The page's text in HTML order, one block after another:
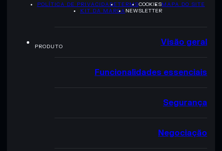
POLÍTICA DE PRIVACIDADETERMSCOOKIESMAPA DO SITE
KIT DA MARCA NEWSLETTER
PRODUTO Visão geral
Funcionalidades essenciais
Segurança
Negociação